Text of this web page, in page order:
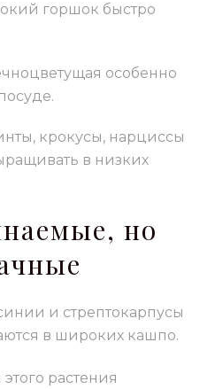
горшок быстро
особенно
крокусы, нарциссы
в низких
но
и стрептокарпусы
в широких кашпо.
растения